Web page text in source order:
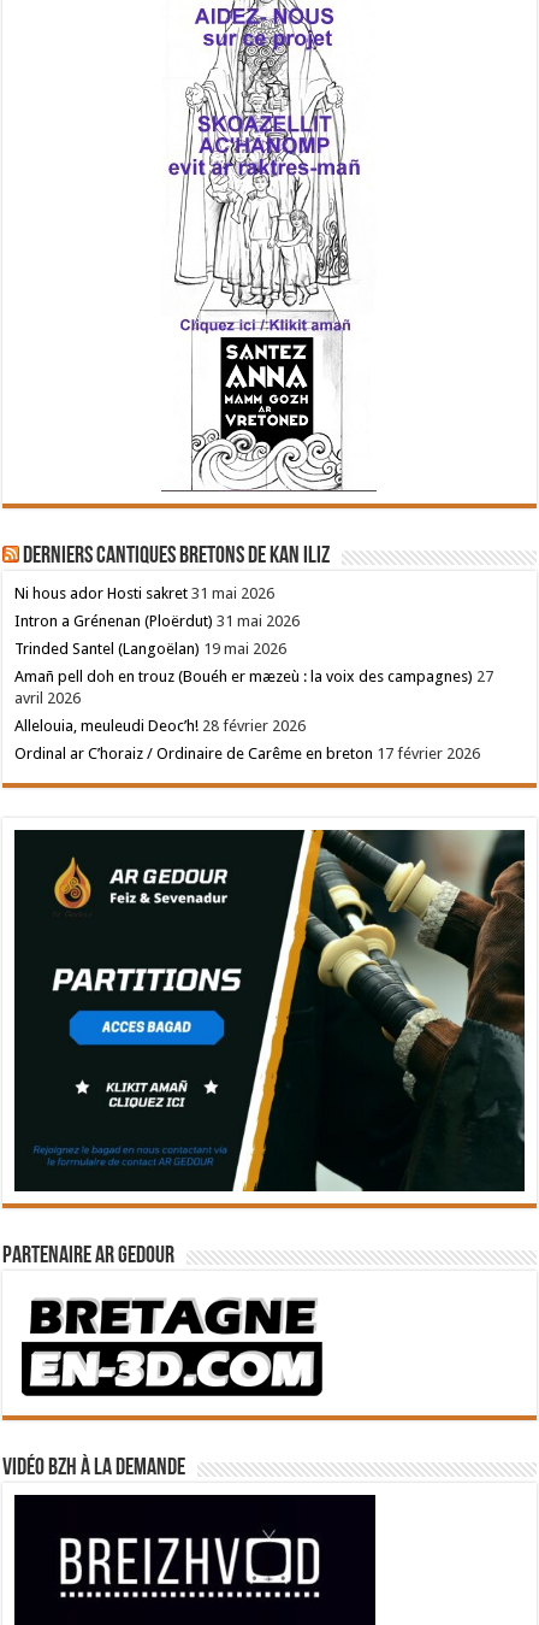
Derniers cantiques bretons de Kan Iliz
Ni hous ador Hosti sakret 31 mai 2026
Intron a Grénenan (Ploërdut) 31 mai 2026
Trinded Santel (Langoëlan) 19 mai 2026
Amañ pell doh en trouz (Bouéh er mæzeù : la voix des campagnes) 27
avril 2026
Allelouia, meuleudi Deoc’h! 28 février 2026
Ordinal ar C’horaiz / Ordinaire de Carême en breton 17 février 2026
Partenaire Ar Gedour
Vidéo BZH à la demande